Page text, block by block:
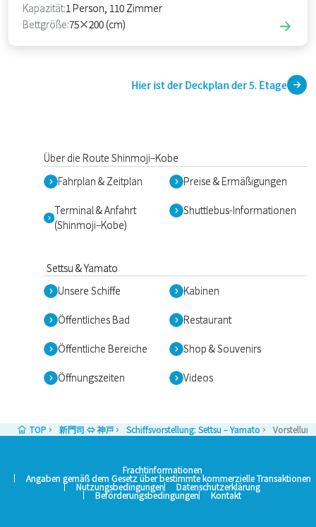
Kapazität:1 Person, 110 Zimmer
Bettgröße:75×200 (cm)
Hier ist der Deckplan der 5. Etage
Über die Route Shinmoji–Kobe
Fahrplan & Zeitplan
Preise & Ermäßigungen
Terminal & Anfahrt
(Shinmoji–Kobe)
Shuttlebus-Informationen
Settsu & Yamato
Unsere Schiffe
Kabinen
Öffentliches Bad Restaurant
Öffentliche Bereiche Shop & Souvenirs
Öffnungszeiten Videos
TOP 新門司 ⇔ 神戸 Schiffsvorstellung: Settsu – Yamato
Frachtinformationen
Angaben gemäß dem Gesetz über bestimmte kommerzielle Transaktionen
Nutzungsbedingungen Datenschutzerklärung
Beförderungsbedingungen Kontakt